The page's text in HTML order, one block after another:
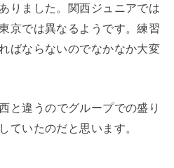
りました。関西ジュニアでは
京では異なるようです。練習
ばならないのでなかなか大変
と違うのでグループでの盛り
ていたのだと思います。